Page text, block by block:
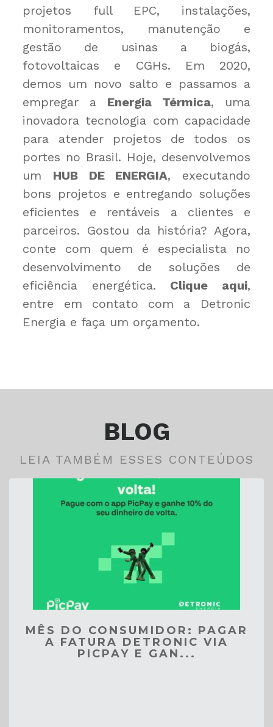
projetos full EPC, instalações,
monitoramentos, manutenção e
gestão de usinas a biogás,
fotovoltaicas e CGHs. Em 2020,
demos um novo salto e passamos a
empregar a Energia Térmica, uma
inovadora tecnologia com capacidade
para atender projetos de todos os
portes no Brasil. Hoje, desenvolvemos
um HUB DE ENERGIA, executando
bons projetos e entregando soluções
eficientes e rentáveis a clientes e
parceiros. Gostou da história? Agora,
conte com quem é especialista no
desenvolvimento de soluções de
eficiência energética. Clique aqui,
entre em contato com a Detronic
Energia e faça um orçamento.
BLOG
LEIA TAMBÉM ESSES CONTEÚDOS
MÊS DO CONSUMIDOR: PAGAR
A FATURA DETRONIC VIA
PICPAY E GAN...